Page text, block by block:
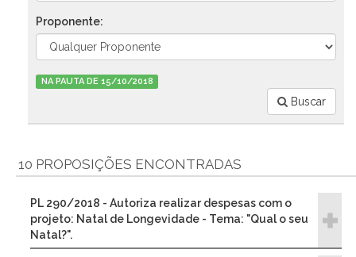
Proponente:
NA PAUTA DE 15/10/2018
Buscar
10 PROPOSIÇÕES ENCONTRADAS
PL 290/2018 - Autoriza realizar despesas com o
projeto: Natal de Longevidade - Tema: "Qual o seu
Natal?".